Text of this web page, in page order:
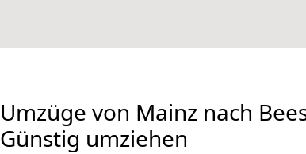
Umzüge von Mainz nach
Günstig umziehen